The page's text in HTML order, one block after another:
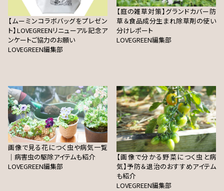
【ムーミンコラボバッグをプレゼン
ト】LOVEGREENリニューアル記念ア
ンケートご協力のお願い
LOVEGREEN編集部
【庭の雑草対策】グランドカバー防
草＆食品成分生まれ除草剤の使い
分けレポート
LOVEGREEN編集部
画像で見る花につく虫や病気一覧
｜病害虫の駆除アイテムも紹介
LOVEGREEN編集部
【画像で分かる野菜につく虫と病
気】予防＆退治のおすすめアイテム
も紹介
LOVEGREEN編集部